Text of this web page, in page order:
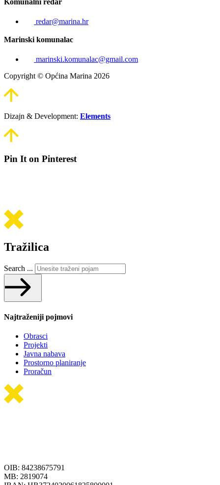
Komunalni redar
redar@marina.hr
Marinski komunalac
marinski.komunalac@gmail.com
Copyright © Općina Marina 2026
Dizajn & Development: Elements
Pin It on Pinterest
Tražilica
Search ...
Najtraženiji pojmovi
Obrasci
Projekti
Javna nabava
Prostorno planiranje
Proračun
OIB: 84238675791
MB: 2819074